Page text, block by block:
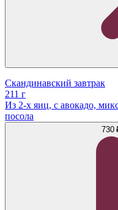
Скандинавский завтрак
211 г
Из 2-х яиц, c авокадо,
посола
730